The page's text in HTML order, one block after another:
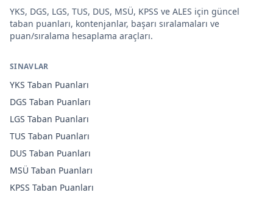
YKS, DGS, LGS, TUS, DUS, MSÜ, KPSS ve ALES için güncel
taban puanları, kontenjanlar, başarı sıralamaları ve
puan/sıralama hesaplama araçları.
SINAVLAR
YKS Taban Puanları
DGS Taban Puanları
LGS Taban Puanları
TUS Taban Puanları
DUS Taban Puanları
MSÜ Taban Puanları
KPSS Taban Puanları